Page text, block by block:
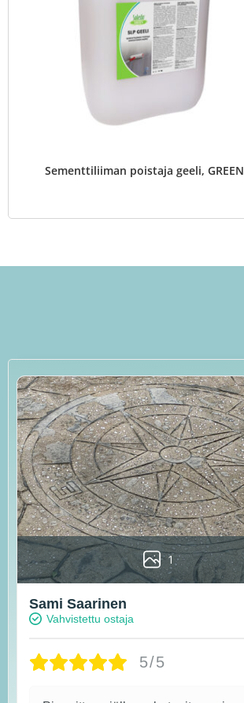
Sementtiliiman poistaja geeli, GREEN
1
Sami Saarinen
Vahvistettu ostaja
5/5